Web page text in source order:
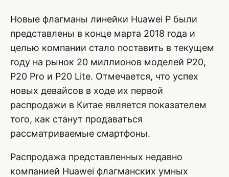
Новые флагманы линейки Huawei P были
представлены в конце марта 2018 года и
целью компании стало поставить в текущем
году на рынок 20 миллионов моделей P20,
P20 Pro и P20 Lite. Отмечается, что успех
новых девайсов в ходе их первой
распродажи в Китае является показателем
того, как станут продаваться
рассматриваемые смартфоны.
Распродажа представленных недавно
компанией Huawei флагманских умных